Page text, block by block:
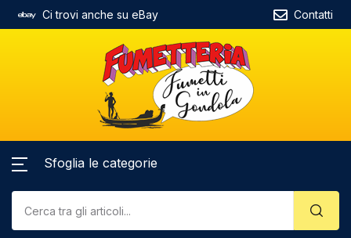
Ci trovi anche su eBay Contatti
Sfoglia le categorie